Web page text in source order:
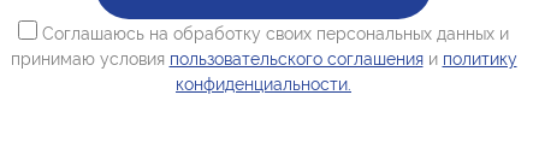
Соглашаюсь на обработку своих персональных данных и
принимаю условия пользовательского соглашенияи политику
конфиденциальности.